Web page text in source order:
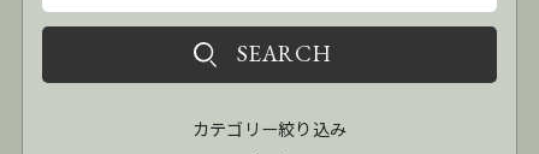
カテゴリー絞り込み